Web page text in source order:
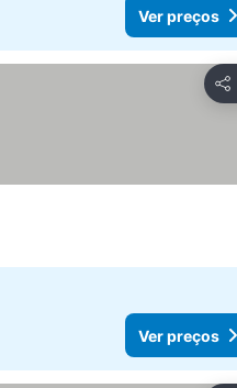
Ver preços
Ver preços